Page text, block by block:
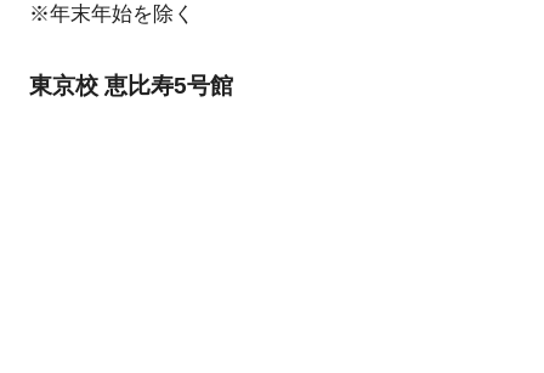
※年末年始を除く
東京校 恵比寿5号館